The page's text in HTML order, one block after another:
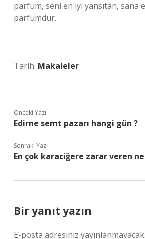
parfüm, seni en iyi yansıtan, sana
parfümdür.
Tarih: Makaleler
Önceki Yazı
Edirne semt pazarı hangi gün ?
Sonraki Yazı
En çok karaciğere zarar veren
Bir yanıt yazın
E-posta adresiniz yayınlanmayacak.